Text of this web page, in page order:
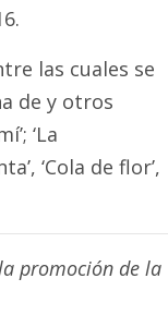
las cuales se
de y otros
‘La
‘Cola de flor’,
promoción de la